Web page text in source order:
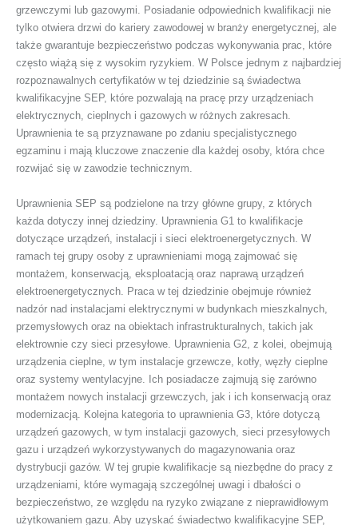
grzewczymi lub gazowymi. Posiadanie odpowiednich kwalifikacji nie
tylko otwiera drzwi do kariery zawodowej w branży energetycznej, ale
także gwarantuje bezpieczeństwo podczas wykonywania prac, które
często wiążą się z wysokim ryzykiem. W Polsce jednym z najbardziej
rozpoznawalnych certyfikatów w tej dziedzinie są świadectwa
kwalifikacyjne SEP, które pozwalają na pracę przy urządzeniach
elektrycznych, cieplnych i gazowych w różnych zakresach.
Uprawnienia te są przyznawane po zdaniu specjalistycznego
egzaminu i mają kluczowe znaczenie dla każdej osoby, która chce
rozwijać się w zawodzie technicznym.
Uprawnienia SEP są podzielone na trzy główne grupy, z których
każda dotyczy innej dziedziny. Uprawnienia G1 to kwalifikacje
dotyczące urządzeń, instalacji i sieci elektroenergetycznych. W
ramach tej grupy osoby z uprawnieniami mogą zajmować się
montażem, konserwacją, eksploatacją oraz naprawą urządzeń
elektroenergetycznych. Praca w tej dziedzinie obejmuje również
nadzór nad instalacjami elektrycznymi w budynkach mieszkalnych,
przemysłowych oraz na obiektach infrastrukturalnych, takich jak
elektrownie czy sieci przesyłowe. Uprawnienia G2, z kolei, obejmują
urządzenia cieplne, w tym instalacje grzewcze, kotły, węzły cieplne
oraz systemy wentylacyjne. Ich posiadacze zajmują się zarówno
montażem nowych instalacji grzewczych, jak i ich konserwacją oraz
modernizacją. Kolejna kategoria to uprawnienia G3, które dotyczą
urządzeń gazowych, w tym instalacji gazowych, sieci przesyłowych
gazu i urządzeń wykorzystywanych do magazynowania oraz
dystrybucji gazów. W tej grupie kwalifikacje są niezbędne do pracy z
urządzeniami, które wymagają szczególnej uwagi i dbałości o
bezpieczeństwo, ze względu na ryzyko związane z nieprawidłowym
użytkowaniem gazu. Aby uzyskać świadectwo kwalifikacyjne SEP,